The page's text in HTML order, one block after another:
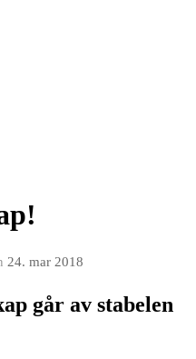
24. mar 2018
går av stabelen